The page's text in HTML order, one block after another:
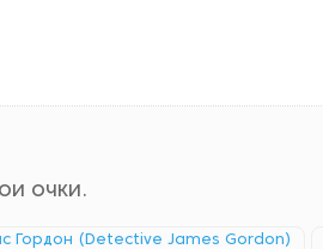
очки.
Гордон (Detective James Gordon)